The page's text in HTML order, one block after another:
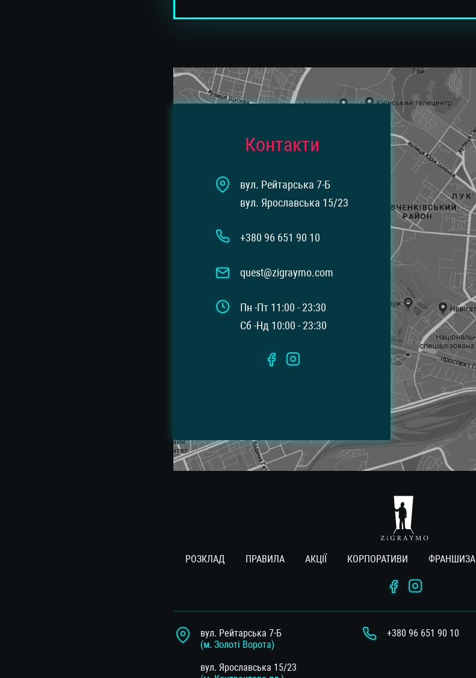
Контакти
вул. Рейтарська 7-Б
вул. Ярославська 15/23
+380 96 651 90 10
quest@zigraymo.com
Пн -Пт 11:00 - 23:30
Сб -Нд 10:00 - 23:30
РОЗКЛАД ПРАВИЛА АКЦІЇ КОРПОРАТИВИ ФРАНШИЗА
вул. Рейтарська 7-Б
(м. Золоті Ворота)
вул. Ярославська 15/23
+380 96 651 90 10